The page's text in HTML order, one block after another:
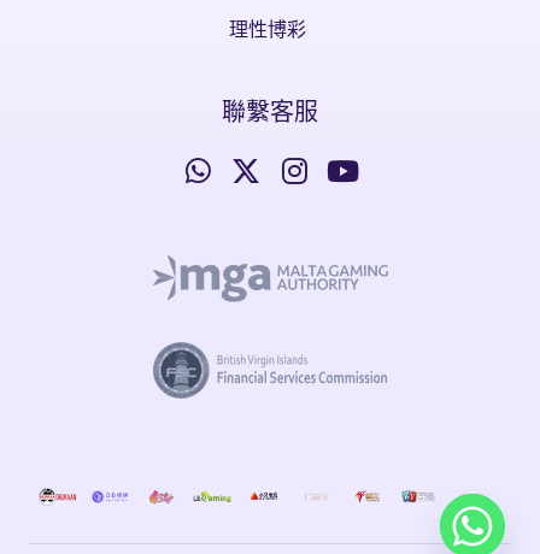
理性博彩
聯繫客服